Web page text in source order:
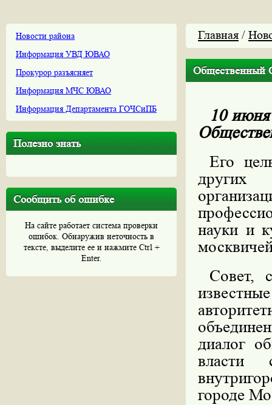
Новости района
Информация УВД ЮВАО
Прокурор разъясняет
Информация МЧС ЮВАО
Информация Департамента ГОЧСиПБ
Полезно знать
Сообщить об ошибке
На сайте работает система проверки
ошибок. Обнаружив неточность в
тексте, выделите ее и нажмите Ctrl +
Enter.
Главная /
Общественный
10
Его
других
науки и
Совет,
диалог
власти
городе